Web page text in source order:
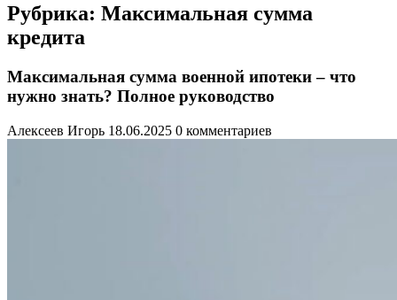
Рубрика: Максимальная сумма
кредита
Максимальная сумма военной ипотеки – что
нужно знать? Полное руководство
Алексеев Игорь 18.06.2025 0 комментариев